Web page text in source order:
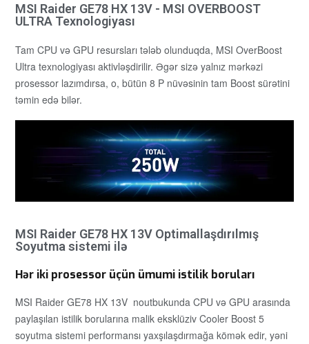
MSI Raider GE78 HX 13V - MSI OVERBOOST
ULTRA Texnologiyası
Tam CPU və GPU resursları tələb olunduqda, MSI OverBoost
Ultra texnologiyası aktivləşdirilir. Əgər sizə yalnız mərkəzi
prosessor lazımdırsa, o, bütün 8 P nüvəsinin tam Boost sürətini
təmin edə bilər.
MSI Raider GE78 HX 13V Optimallaşdırılmış
Soyutma sistemi ilə
Hər iki prosessor üçün ümumi istilik boruları
MSI Raider GE78 HX 13V noutbukunda CPU və GPU arasında
paylaşılan istilik borularına malik eksklüziv Cooler Boost 5
soyutma sistemi performansı yaxşılaşdırmağa kömək edir, yəni